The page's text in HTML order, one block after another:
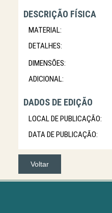
DESCRIÇÃO FÍSICA
MATERIAL:
DETALHES:
DIMENSÕES:
ADICIONAL:
DADOS DE EDIÇÃO
LOCAL DE PUBLICAÇÃO:
DATA DE PUBLICAÇÃO:
Voltar